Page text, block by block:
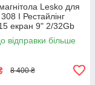
Lesko для
I Рестайлінг
екран 9" 2/32Gb
Optima GPS
відправки більше
8 400 ₴